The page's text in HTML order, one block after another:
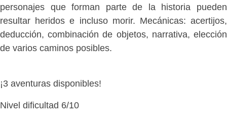
personajes que forman parte de la historia pueden
resultar heridos e incluso morir. Mecánicas: acertijos,
deducción, combinación de objetos, narrativa, elección
de varios caminos posibles.
¡3 aventuras disponibles!
Nivel dificultad 6/10